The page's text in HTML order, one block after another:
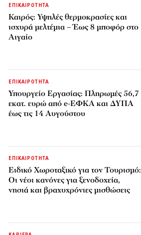
ΕΠΙΚΑΙΡΟΤΗΤΑ
Καιρός: Υψηλές θερμοκρασίες και
ισχυρά μελτέμια – Έως 8 μποφόρ στο
Αιγαίο
ΕΠΙΚΑΙΡΟΤΗΤΑ
Υπουργείο Εργασίας: Πληρωμές 56,7
εκατ. ευρώ από e-ΕΦΚΑ και ΔΥΠΑ
έως τις 14 Αυγούστου
ΕΠΙΚΑΙΡΟΤΗΤΑ
Ειδικό Χωροταξικό για τον Τουρισμό:
Οι νέοι κανόνες για ξενοδοχεία,
νησιά και βραχυχρόνιες μισθώσεις